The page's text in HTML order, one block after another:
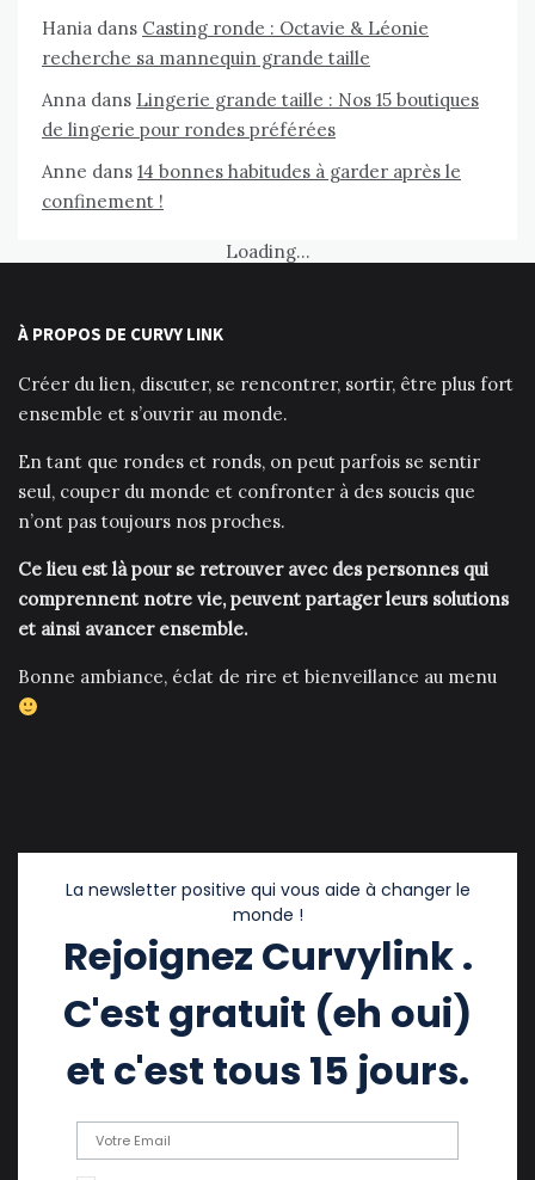
Hania dans Casting ronde : Octavie & Léonie
recherche sa mannequin grande taille
Anna dans Lingerie grande taille : Nos 15 boutiques
de lingerie pour rondes préférées
Anne dans 14 bonnes habitudes à garder après le
confinement !
Loading...
À PROPOS DE CURVY LINK
Créer du lien, discuter, se rencontrer, sortir, être plus fort
ensemble et s’ouvrir au monde.
En tant que rondes et ronds, on peut parfois se sentir
seul, couper du monde et confronter à des soucis que
n’ont pas toujours nos proches.
Ce lieu est là pour se retrouver avec des personnes qui
comprennent notre vie, peuvent partager leurs solutions
et ainsi avancer ensemble.
Bonne ambiance, éclat de rire et bienveillance au menu
La newsletter positive qui vous aide à changer le
monde !
Rejoignez Curvylink .
C'est gratuit (eh oui)
et c'est tous 15 jours.